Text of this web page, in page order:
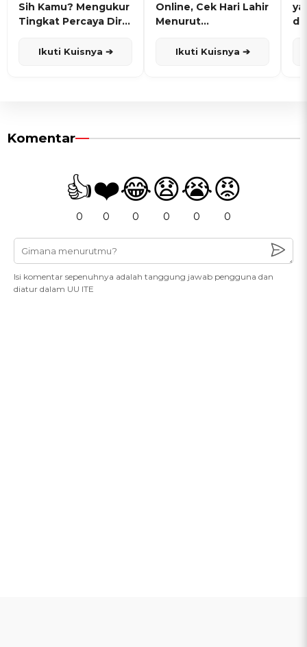
Sih Kamu? Mengukur
Tingkat Percaya Diri
Ikuti Kuisnya ➔
Online, Cek Hari Lahir
Menurut
Ikuti Kuisnya ➔
Komentar
👍
0
❤️
0
😂
0
😧
0
😭
0
😡
0
Isi komentar sepenuhnya adalah tanggung jawab pengguna dan
diatur dalam UU ITE